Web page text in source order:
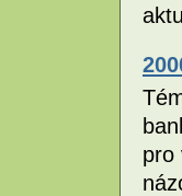
pro